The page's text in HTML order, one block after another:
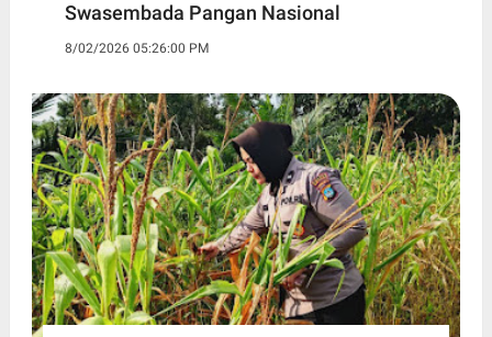
Swasembada Pangan Nasional
8/02/2026 05:26:00 PM